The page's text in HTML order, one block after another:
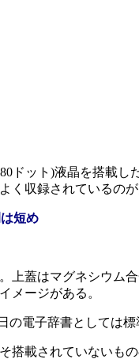
ドット)液晶を搭載
く収録されているのが
短め
蓋はマグネシウム
メージがある。
の電子辞書としては
載されていないも